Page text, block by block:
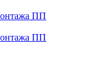
ПП
ПП